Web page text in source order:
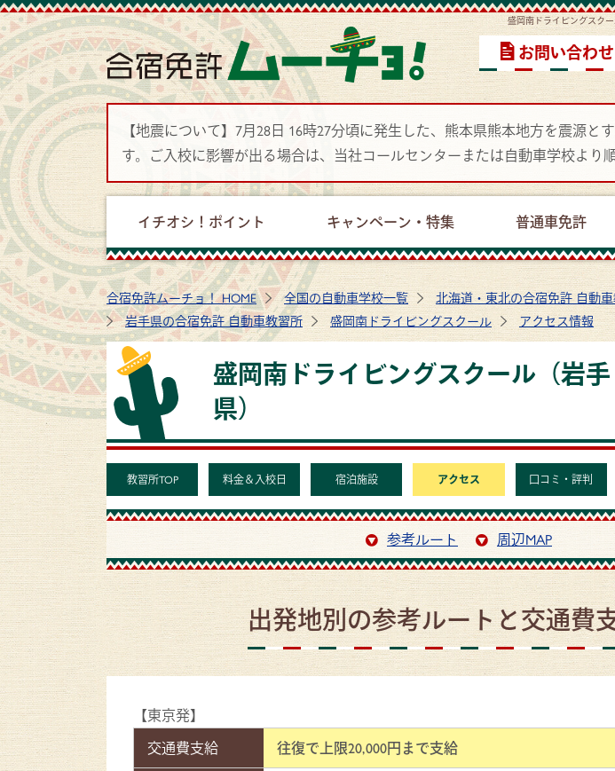
盛岡南ドライビングスク
お問い合わせ
【地震について】7月28日 16時27分頃に発生した、熊本県熊本地方を震源
す。ご入校に影響が出る場合は、当社コールセンターまたは自動車学校より
イチオシ！ポイント キャンペーン・特集 普通車免許
合宿免許ムーチョ！ HOME 全国の自動車学校一覧
北海道・東北の合宿免許 自動
岩手県の合宿免許 自動車教習所
盛岡南ドライビングスクール アクセス情報
盛岡南ドライビングスクール（岩手
県）
教習所TOP 料金＆入校日 宿泊施設 アクセス 口コミ・評判
参考ルート 周辺MAP
出発地別の参考ルートと交通費
【東京発】
交通費支給
往復で上限20,000円まで支給